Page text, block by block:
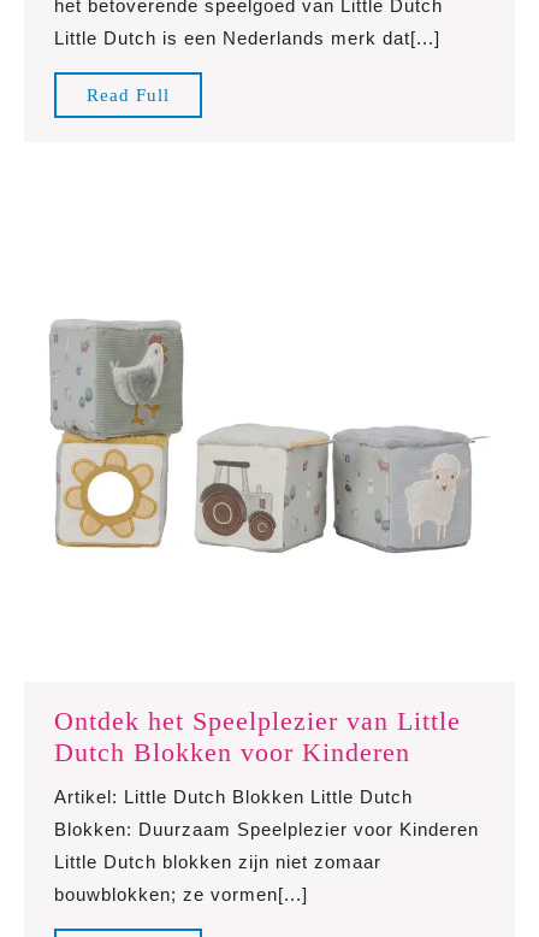
Little
Dutch:
Ontdek
de
het betoverende speelgoed van Little Dutch
Little Dutch is een Nederlands merk dat[...]
Read Full
Full
Ontdek het Speelplezier van Little
Dutch Blokken voor Kinderen
van
Artikel: Little Dutch Blokken Little Dutch
Blokken: Duurzaam Speelplezier voor Kinderen
Little Dutch blokken zijn niet zomaar
bouwblokken; ze vormen[...]